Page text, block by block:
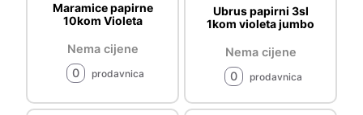
Maramice papirne
10kom Violeta
Nema cijene
0
prodavnica
Ubrus papirni 3sl
1kom violeta jumbo
Nema cijene
0
prodavnica